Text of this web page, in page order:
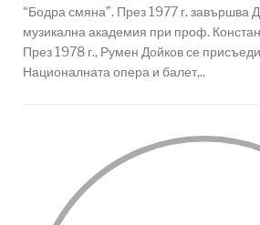
“Бодра смяна”. През 1977 г. завършва
музикална академия при проф.
През 1978 г., Румен Дойков се
Националната опера и балет,..